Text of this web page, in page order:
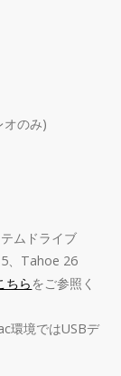
のみ)
ムドライブ
、Tahoe 26
ちらをご参照く
環境ではUSBデ